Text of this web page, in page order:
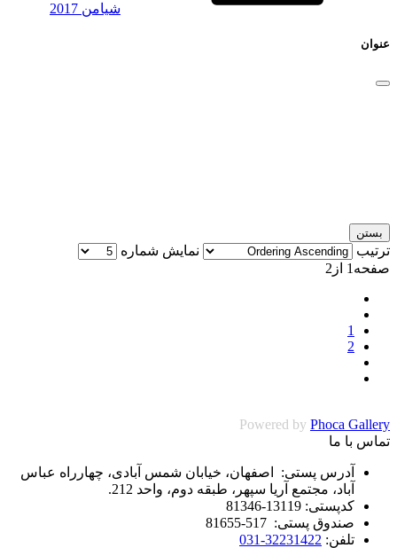
شیامن 2017
عنوان
بستن
ترتیب
نمایش شماره
صفحه1 از2
1
2
Powered by Phoca Gallery
تماس با ما
آدرس پستی: اصفهان، خیابان شمس آبادی، چهارراه عباس
آباد، مجتمع آریا سپهر، طبقه دوم، واحد 212.
کدپستی: 13119-81346
صندوق پستی: 517-81655
تلفن: 32231422-031